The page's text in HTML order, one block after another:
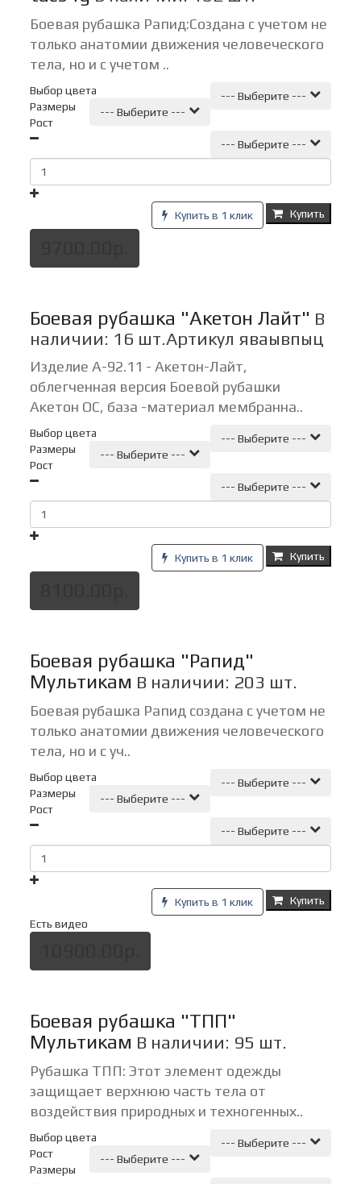
Боевая рубашка Рапид:Создана с учетом не
только анатомии движения человеческого
тела, но и с учетом ..
Выбор цвета
--- Выберите ---
Размеры
--- Выберите ---
Рост
--- Выберите ---
Купить в 1 клик Купить
Боевая рубашка "Акетон Лайт" В
наличии: 16 шт.Артикул яваывпыц
Изделие А-92.11 - Акетон-Лайт,
облегченная версия Боевой рубашки
Акетон ОС, база -материал мембранна..
Выбор цвета
--- Выберите ---
Размеры
--- Выберите ---
Рост
--- Выберите ---
Купить в 1 клик Купить
Боевая рубашка "Рапид"
Мультикам В наличии: 203 шт.
Боевая рубашка Рапид создана с учетом не
только анатомии движения человеческого
тела, но и с уч..
Выбор цвета
--- Выберите ---
Размеры
--- Выберите ---
Рост
--- Выберите ---
Купить в 1 клик
Купить
Есть видео
Боевая рубашка "ТПП"
Мультикам В наличии: 95 шт.
Рубашка ТПП: Этот элемент одежды
защищает верхнюю часть тела от
воздействия природных и техногенных..
Выбор цвета
--- Выберите ---
Рост
--- Выберите ---
Размеры